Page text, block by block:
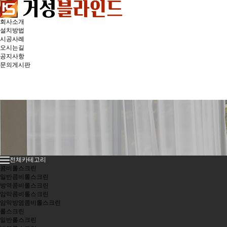
회사소개
설치방법
시공사례
오시는길
공지사항
문의게시판
전체카테고리
콤비롤스크린
일반콤비롤스크린
방역콤비롤스크린
암막콤비롤스크린
암막방염콤비롤스크린
롤스크린
일반롤스크린